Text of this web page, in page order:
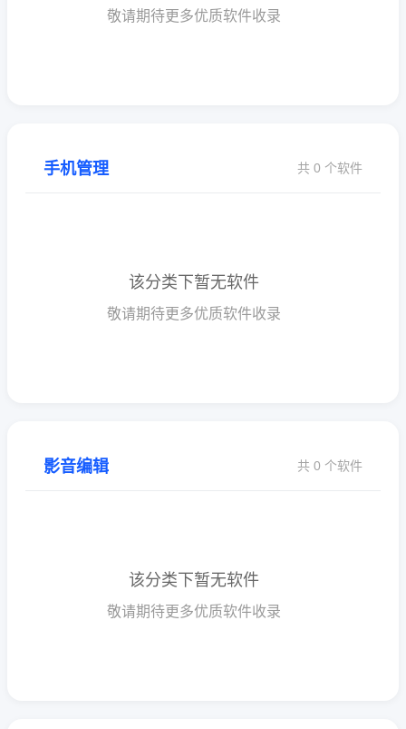
敬请期待更多优质软件收录
手机管理 共 0 个软件
该分类下暂无软件
敬请期待更多优质软件收录
影音编辑 共 0 个软件
该分类下暂无软件
敬请期待更多优质软件收录